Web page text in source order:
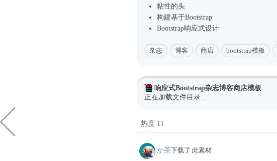
粘性的头
构建基于Bootstrap
Bootstrap响应式设计
杂志 博客 商店 bootstrap模板
响应式Bootstrap杂志博客商店模板
正在加载文件目录...
热度 11
か茶下载了 此素材